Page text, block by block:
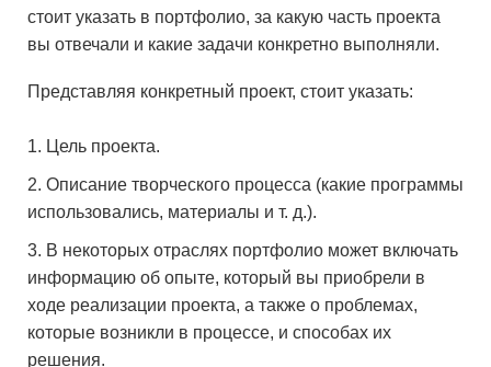
стоит указать в портфолио, за какую часть проекта
вы отвечали и какие задачи конкретно выполняли.
Представляя конкретный проект, стоит указать:
Цель проекта.
Описание творческого процесса (какие программы
использовались, материалы и т. д.).
В некоторых отраслях портфолио может включать
информацию об опыте, который вы приобрели в
ходе реализации проекта, а также о проблемах,
которые возникли в процессе, и способах их
решения.